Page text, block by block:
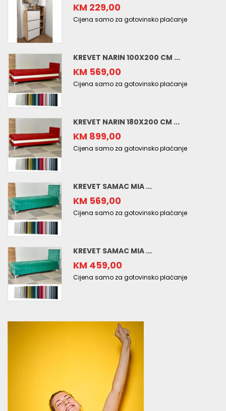
KM 229,00
Cijena samo za gotovinsko plaćanje
KREVET NARIN 100X200 CM ...
KM 569,00
Cijena samo za gotovinsko plaćanje
KREVET NARIN 180X200 CM ...
KM 899,00
Cijena samo za gotovinsko plaćanje
KREVET SAMAC MIA ...
KM 569,00
Cijena samo za gotovinsko plaćanje
KREVET SAMAC MIA ...
KM 459,00
Cijena samo za gotovinsko plaćanje